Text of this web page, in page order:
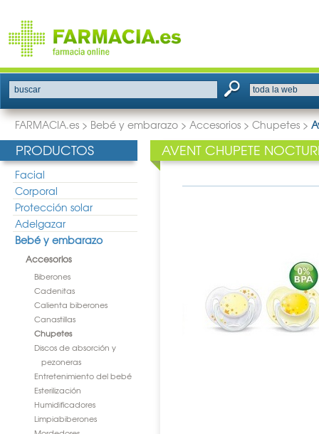
buscar
FARMACIA.es > Bebé y embarazo > Accesorios > Chupetes >
PRODUCTOS
Facial
Corporal
Protección solar
Adelgazar
Bebé y embarazo
Accesorios
Biberones
Cadenitas
Calienta biberones
Canastillas
Chupetes
Discos de absorción y
pezoneras
Entretenimiento del bebé
Esterilización
Humidificadores
Limpiabiberones
AVENT CHUPETE